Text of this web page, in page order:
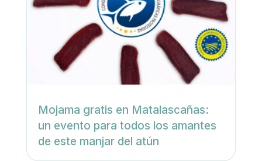
Mojama gratis en Matalascañas:
un evento para todos los amantes
de este manjar del atún